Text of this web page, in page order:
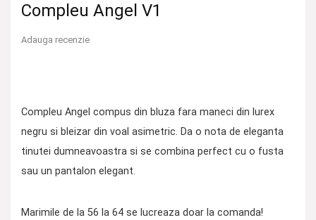
Compleu Angel V1
Adauga recenzie
Compleu Angel compus din bluza fara maneci din lurex
negru si bleizar din voal asimetric. Da o nota de eleganta
tinutei dumneavoastra si se combina perfect cu o fusta
sau un pantalon elegant.
Marimile de la 56 la 64 se lucreaza doar la comanda!